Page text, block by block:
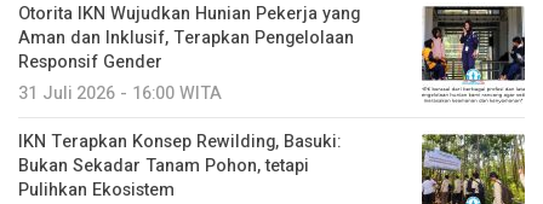
Otorita IKN Wujudkan Hunian Pekerja yang
Aman dan Inklusif, Terapkan Pengelolaan
Responsif Gender
31 Juli 2026 - 16:00 WITA
IKN Terapkan Konsep Rewilding, Basuki:
Bukan Sekadar Tanam Pohon, tetapi
Pulihkan Ekosistem